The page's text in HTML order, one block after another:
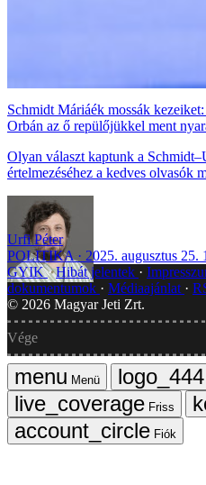
Schmidt Máriáék mossák
Orbán az ő repülőjükkel ment
Olyan választ kaptunk a
értelmezéséhez a kedves olvasók
Urfi Péter
POLITIKA
2025. augusztus 25.
GYIK Hibát jelentek
dokumentumok
Médiaajánlat
© 2026 Magyar Jeti Zrt.
Vége
Menü
Friss
Fiók